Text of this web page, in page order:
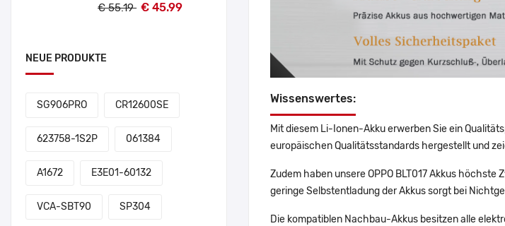
€ 55.19 € 45.99
NEUE PRODUKTE
SG906PRO CR12600SE
623758-1S2P 061384
A1672 E3E01-60132
VCA-SBT90 SP304
Wissenswertes:
Mit diesem Li-Ionen-Akku erwerben Sie ein
europäischen Qualitätsstandards hergestellt und
Zudem haben unsere OPPO BLT017 Akkus
geringe Selbstentladung der Akkus sorgt bei
Die kompatiblen Nachbau-Akkus besitzen alle